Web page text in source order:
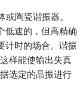
陶瓷谐振器。
低速的，但高精确
计时的场合。谐振
样能使输出失真
选定的晶振进行